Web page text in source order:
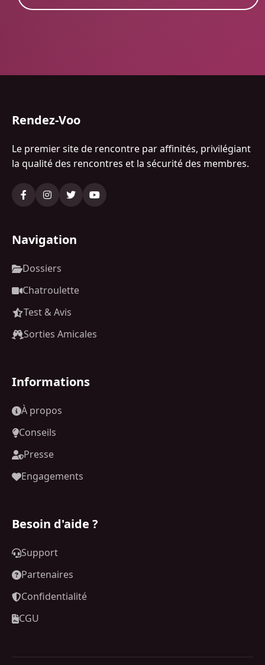
Rendez-Voo
Le premier site de rencontre par affinités, privilégiant
la qualité des rencontres et la sécurité des membres.
Navigation
Dossiers
Chatroulette
Test & Avis
Sorties Amicales
Informations
À propos
Conseils
Presse
Engagements
Besoin d'aide ?
Support
Partenaires
Confidentialité
CGU